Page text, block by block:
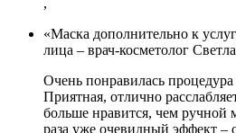
«Маска дополнительно к
лица – врач-косметолог
Очень понравилась
Приятная, отлично
больше нравится, чем ручной
раза уже очевидный эффект –